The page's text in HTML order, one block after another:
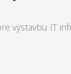
výstavbu IT